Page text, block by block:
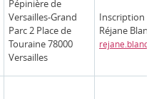
Pépinière de
Versailles-Grand
Parc 2 Place de
Touraine 78000
Versailles
Inscription
Réjane